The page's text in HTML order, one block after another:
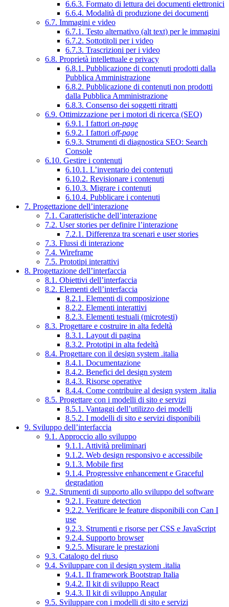
6.6.3. Formato di lettura dei documenti elettronici
6.6.4. Modalità di produzione dei documenti
6.7. Immagini e video
6.7.1. Testo alternativo (alt text) per le immagini
6.7.2. Sottotitoli per i video
6.7.3. Trascrizioni per i video
6.8. Proprietà intellettuale e privacy
6.8.1. Pubblicazione di contenuti prodotti dalla
Pubblica Amministrazione
6.8.2. Pubblicazione di contenuti non prodotti
dalla Pubblica Amministrazione
6.8.3. Consenso dei soggetti ritratti
6.9. Ottimizzazione per i motori di ricerca (SEO)
6.9.1. I fattori on-page
6.9.2. I fattori off-page
6.9.3. Strumenti di diagnostica SEO: Search
Console
6.10. Gestire i contenuti
6.10.1. L’inventario dei contenuti
6.10.2. Revisionare i contenuti
6.10.3. Migrare i contenuti
6.10.4. Pubblicare i contenuti
7. Progettazione dell’interazione
7.1. Caratteristiche dell’interazione
7.2. User stories per definire l’interazione
7.2.1. Differenza tra scenari e user stories
7.3. Flussi di interazione
7.4. Wireframe
7.5. Prototipi interattivi
8. Progettazione dell’interfaccia
8.1. Obiettivi dell’interfaccia
8.2. Elementi dell’interfaccia
8.2.1. Elementi di composizione
8.2.2. Elementi interattivi
8.2.3. Elementi testuali (microtesti)
8.3. Progettare e costruire in alta fedeltà
8.3.1. Layout di pagina
8.3.2. Prototipi in alta fedeltà
8.4. Progettare con il design system .italia
8.4.1. Documentazione
8.4.2. Benefici del design system
8.4.3. Risorse operative
8.4.4. Come contribuire al design system .italia
8.5. Progettare con i modelli di sito e servizi
8.5.1. Vantaggi dell’utilizzo dei modelli
8.5.2. I modelli di sito e servizi disponibili
9. Sviluppo dell’interfaccia
9.1. Approccio allo sviluppo
9.1.1. Attività preliminari
9.1.2. Web design responsivo e accessibile
9.1.3. Mobile first
9.1.4. Progressive enhancement e Graceful
degradation
9.2. Strumenti di supporto allo sviluppo del software
9.2.1. Feature detection
9.2.2. Verificare le feature disponibili con Can I
use
9.2.3. Strumenti e risorse per CSS e JavaScript
9.2.4. Supporto browser
9.2.5. Misurare le prestazioni
9.3. Catalogo del riuso
9.4. Sviluppare con il design system .italia
9.4.1. Il framework Bootstrap Italia
9.4.2. Il kit di sviluppo React
9.4.3. Il kit di sviluppo Angular
9.5. Sviluppare con i modelli di sito e servizi